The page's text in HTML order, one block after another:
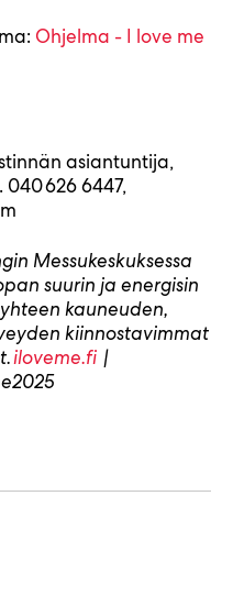
Ohjelma - I love me
asiantuntija,
040 626 6447,
Messukeskuksessa
suurin ja energisin
kauneuden,
kiinnostavimmat
iloveme.fi |